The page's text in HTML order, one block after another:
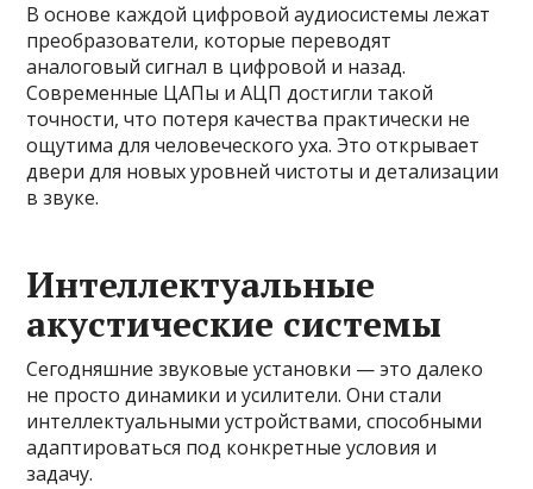
В основе каждой цифровой аудиосистемы лежат
преобразователи, которые переводят
аналоговый сигнал в цифровой и назад.
Современные ЦАПы и АЦП достигли такой
точности, что потеря качества практически не
ощутима для человеческого уха. Это открывает
двери для новых уровней чистоты и детализации
в звуке.
Интеллектуальные
акустические системы
Сегодняшние звуковые установки — это далеко
не просто динамики и усилители. Они стали
интеллектуальными устройствами, способными
адаптироваться под конкретные условия и
задачу.